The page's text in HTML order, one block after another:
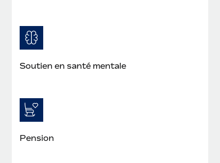
Soutien en santé mentale
Pension